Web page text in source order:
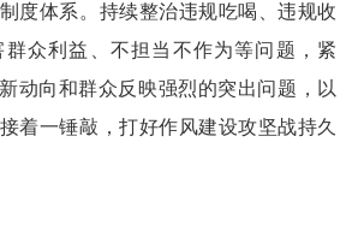
度体系。持续整治违规吃喝、违规收
众利益、不担当不作为等问题，紧
动向和群众反映强烈的突出问题，以
着一锤敲，打好作风建设攻坚战持久